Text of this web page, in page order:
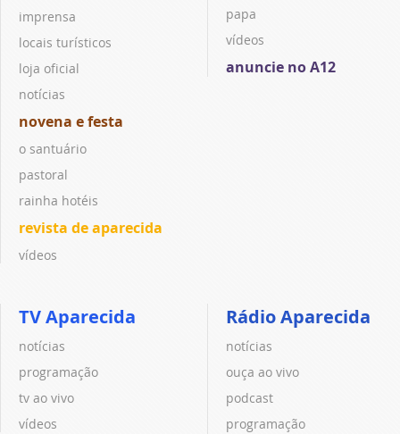
imprensa
locais turísticos
loja oficial
notícias
novena e festa
o santuário
pastoral
rainha hotéis
revista de aparecida
vídeos
papa
vídeos
anuncie no A12
TV Aparecida
notícias
programação
tv ao vivo
vídeos
Rádio Aparecida
notícias
ouça ao vivo
podcast
programação